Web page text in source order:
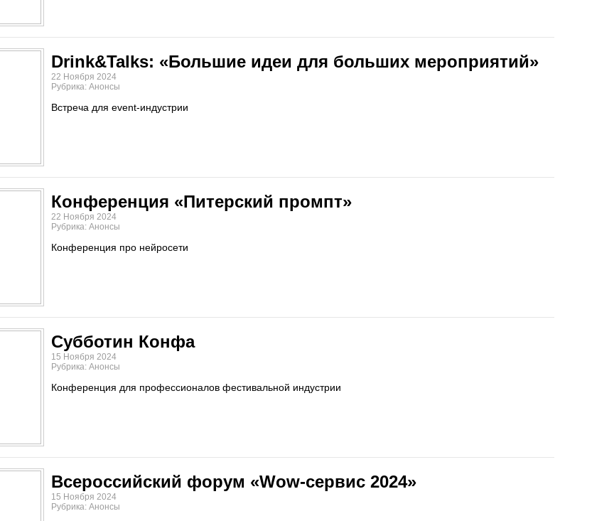
Drink&Talks: «Большие идеи для больших мероприятий»
22 Ноября 2024
Рубрика: Анонсы
Встреча для event-индустрии
Конференция «Питерский промпт»
22 Ноября 2024
Рубрика: Анонсы
Конференция про нейросети
Субботин Конфа
15 Ноября 2024
Рубрика: Анонсы
Конференция для профессионалов фестивальной индустрии
Всероссийский форум «Wow-сервис 2024»
15 Ноября 2024
Рубрика: Анонсы